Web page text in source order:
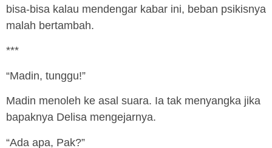
bisa-bisa kalau mendengar kabar ini, beban psikisnya
malah bertambah.
***
“Madin, tunggu!”
Madin menoleh ke asal suara. Ia tak menyangka jika
bapaknya Delisa mengejarnya.
“Ada apa, Pak?”